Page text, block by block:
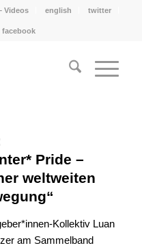
Videos english twitter
facebook
Pride –
weltweiten
Kollektiv Luan
am Sammelband